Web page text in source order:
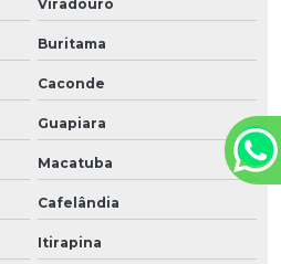
Viradouro
Buritama
Caconde
Guapiara
Macatuba
Cafelândia
Itirapina